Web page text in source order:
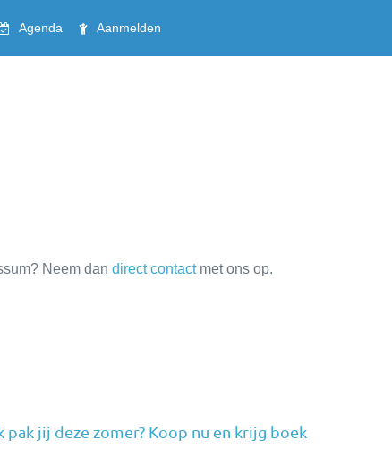
Agenda Aanmelden
Neem dan direct contactmet ons op.
pak jij deze zomer? Koop nu en krijg boek